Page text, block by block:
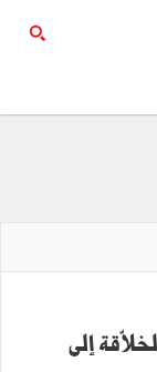
إلى